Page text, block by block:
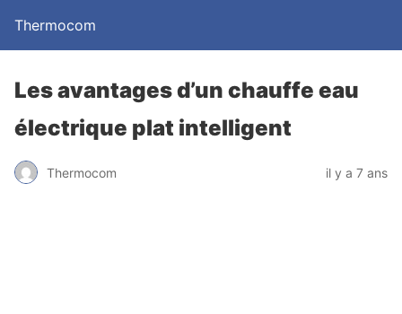
Thermocom
Les avantages d’un chauffe eau
électrique plat intelligent
Thermocom il y a 7 ans